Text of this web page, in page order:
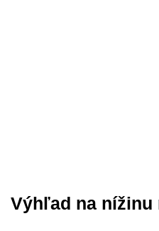
Výhľad na nížinu